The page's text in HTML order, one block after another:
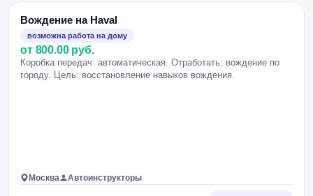
Вождение на Haval
возможна работа на дому
от 800.00 руб.
Коробка передач: автоматическая. Отработать: вождение по
городу. Цель: восстановление навыков вождения.
Москва Автоинструкторы